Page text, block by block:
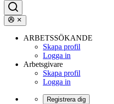
ARBETSSÖKANDE
Skapa profil
Logga in
Arbetsgivare
Skapa profil
Logga in
Registrera dig